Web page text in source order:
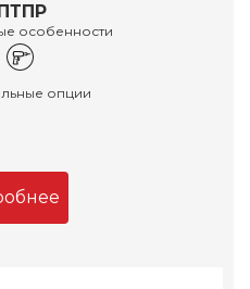
особенности
опции